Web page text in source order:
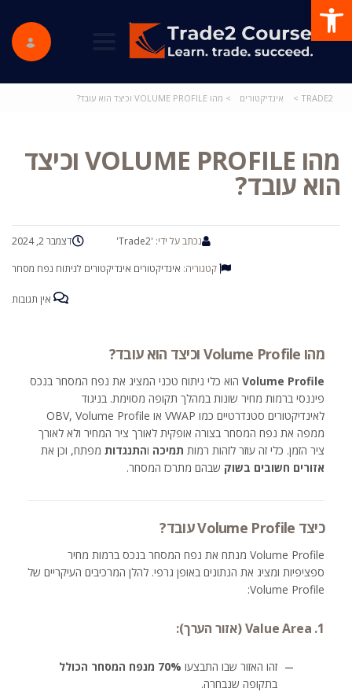
navigation
TRADE2
> אינדיקטורים > מהו VOLUME PROFILE וכיצד הוא עובד?
מהו VOLUME PROFILE וכיצד
הוא עובד?
דצמבר 2, 2024 נכתב על ידי: 'Trade2'
קטגוריה: אינדיקטורים אינדיקטורים לניתוח נפח מסחר
אין תגובות
מהו Volume Profile וכיצד הוא עובד?
Volume Profile הוא כלי ניתוח טכני המציג את נפח המסחר בנכס
פיננסי ברמות מחיר שונות במהלך תקופה מסוימת. בניגוד
לאינדיקטורים סטנדרטיים כמו VWAP או OBV, Volume Profile
ממפה את נפח המסחר בצורה אופקית לאורך ציר המחיר ולא לאורך
ציר הזמן. כלי זה עוזר לזהות רמות תמיכה והתנגדות מפתח, וכן את
אזורים חשובים בשוק שבהם מתרכז המסחר.
כיצד Volume Profile עובד?
Volume Profile מנתח את נפח המסחר בנכס ברמות מחיר
ספציפיות ומציג את הנתונים באופן גרפי. להלן המרכיבים העיקריים של
Volume Profile:
1. Value Area (אזור הערך):
זהו האזור שבו התבצעו 70% מנפח המסחר הכולל
בתקופה שנבחרה.